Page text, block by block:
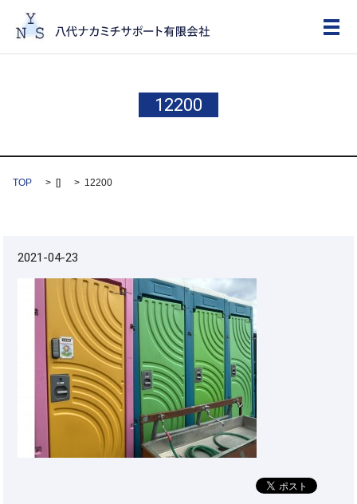
メ
12200
TOP [] 12200
2021-04-23